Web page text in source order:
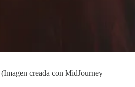
creada con MidJourney